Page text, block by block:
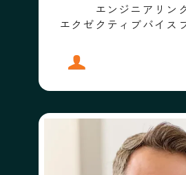
エンジニアリン
エクゼクティブバイス